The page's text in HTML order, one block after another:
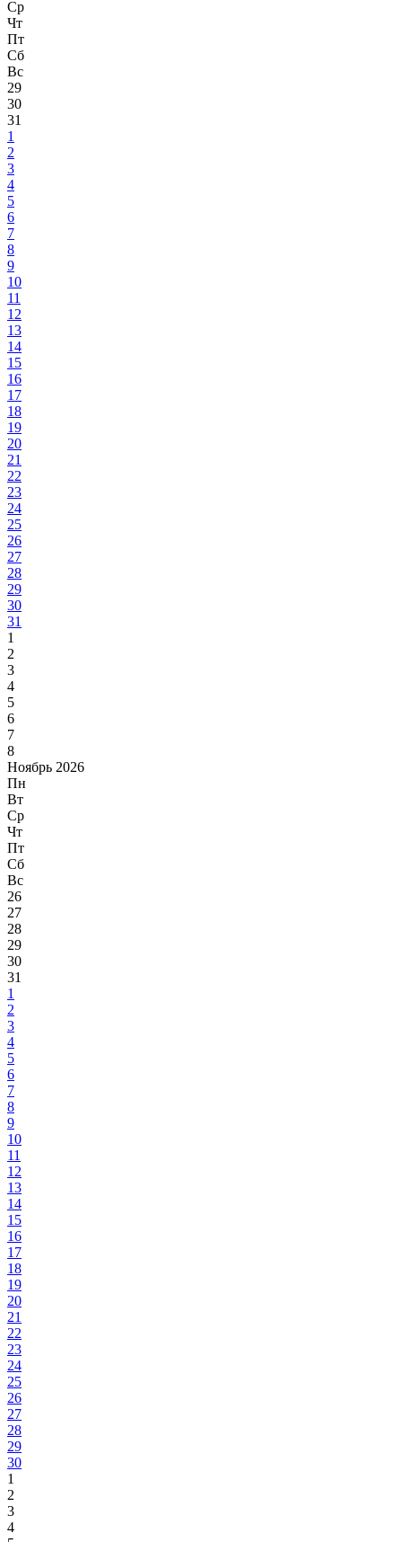
Ср
Чт
Пт
Сб
Вс
29
30
31
1
2
3
4
5
6
7
8
9
10
11
12
13
14
15
16
17
18
19
20
21
22
23
24
25
26
27
28
29
30
31
1
2
3
4
5
6
7
8
Ноябрь 2026
Пн
Вт
Ср
Чт
Пт
Сб
Вс
26
27
28
29
30
31
1
2
3
4
5
6
7
8
9
10
11
12
13
14
15
16
17
18
19
20
21
22
23
24
25
26
27
28
29
30
1
2
3
4